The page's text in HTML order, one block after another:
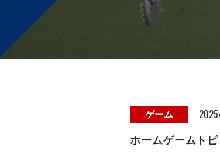
ゲーム
ホームゲームト